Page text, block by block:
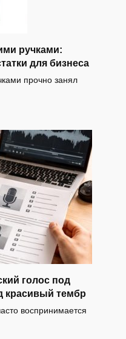
ручками:
для бизнеса
прочно занял
голос под
красивый тембр
воспринимается